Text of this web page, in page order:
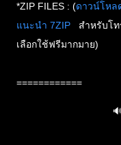
*ZIP FILES : (ดาวน์โหล
แนะนำ 7ZIP สำหรับโท
เลือกใช้ฟรีมากมาย)
============